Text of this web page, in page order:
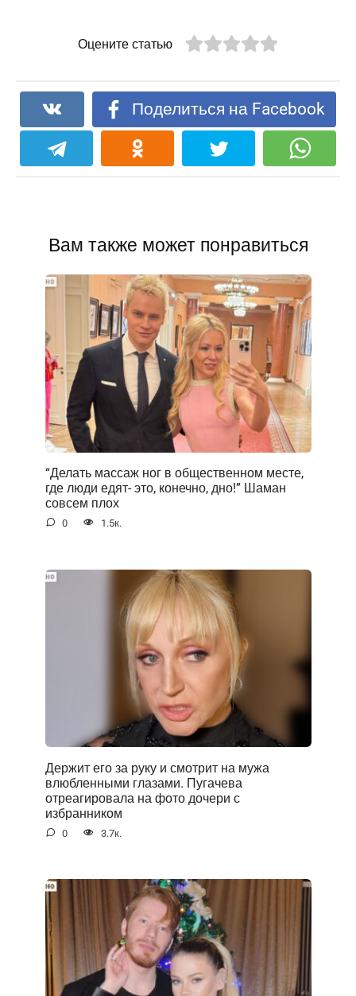
Оцените статью
Поделиться на Facebook
Вам также может понравиться
“Делать массаж ног в общественном месте,
где люди едят- это, конечно, дно!” Шаман
совсем плох
0 1.5к.
Держит его за руку и смотрит на мужа
влюбленными глазами. Пугачева
отреагировала на фото дочери с
избранником
0 3.7к.